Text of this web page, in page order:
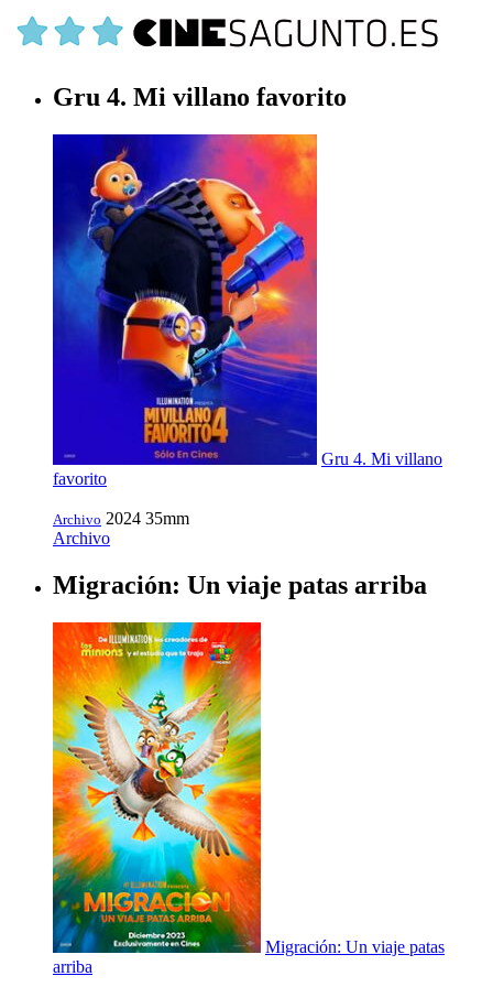
Gru 4. Mi villano favorito
Gru 4. Mi villano
favorito
Archivo 2024 35mm
Archivo
Migración: Un viaje patas arriba
Migración: Un viaje patas
arriba